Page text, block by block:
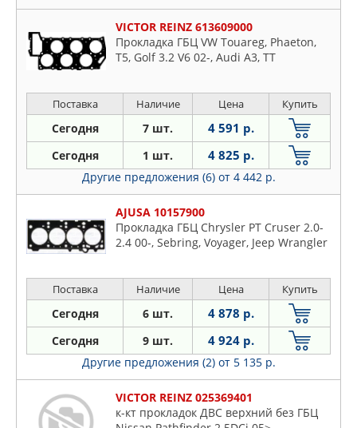
VICTOR REINZ 613609000
Прокладка ГБЦ VW Touareg, Phaeton,
T5, Golf 3.2 V6 02-, Audi A3, TT
Поставка Наличие Цена Купить
Сегодня 7 шт. 4 591 р.
Сегодня 1 шт. 4 825 р.
Другие предложения (6) от 4 442 р.
AJUSA 10157900
Прокладка ГБЦ Chrysler PT Cruser 2.0-
2.4 00-, Sebring, Voyager, Jeep Wrangler
Поставка Наличие Цена Купить
Сегодня 6 шт. 4 878 р.
Сегодня 9 шт. 4 924 р.
Другие предложения (2) от 5 135 р.
VICTOR REINZ 025369401
к-кт прокладок ДВС верхний без ГБЦ